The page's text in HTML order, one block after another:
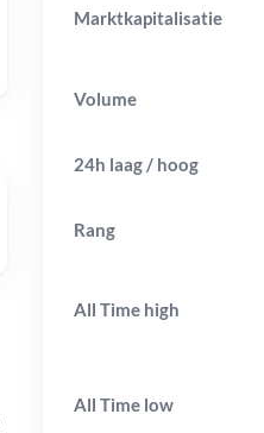
Marktkapitalisatie
Volume
24h laag / hoog
Rang
All Time high
All Time low